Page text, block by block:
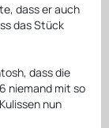
dass er auch
das Stück
dass die
niemand mit so
nun